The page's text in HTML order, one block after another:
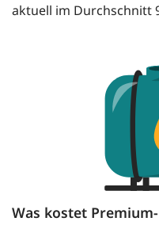
aktuell im Durchschnitt
Was kostet